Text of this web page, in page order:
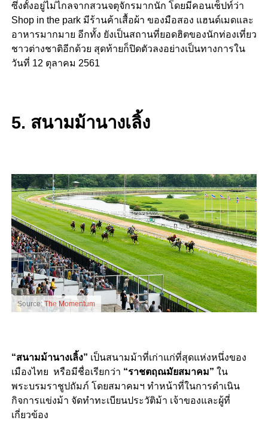
ซึ่งตั้งอยู่ไม่ไกลจากสวนจตุจักรมากนัก โดยมีคอนเซ็ปท์ว่า
Shop in the park มีร้านค้าเสื้อผ้า ของมือสอง แฮนด์เมดและ
อาหารมากมาย อีกทั้ง ยังเป็นสถานที่ยอดฮิตของนักท่องเที่ยว
ชาวต่างชาติอีกด้วย สุดท้ายก็ปิดตัวลงอย่างเป็นทางการใน
วันที่ 12 ตุลาคม 2561
5. สนามม้านางเลิ้ง
Source:The Momentum
“สนามม้านางเลิ้ง” เป็นสนามม้าที่เก่าแก่ที่สุดแห่งหนึ่งของ
เมืองไทย หรือมีชื่อเรียกว่า “ราชตฤณมัยสมาคม” ใน
พระบรมราชูปถัมภ์ โดยสมาคมฯ ทำหน้าที่ในการดำเนิน
กิจการแข่งม้า จัดทำทะเบียนประวัติม้า เจ้าของและผู้ที่
เกี่ยวข้อง